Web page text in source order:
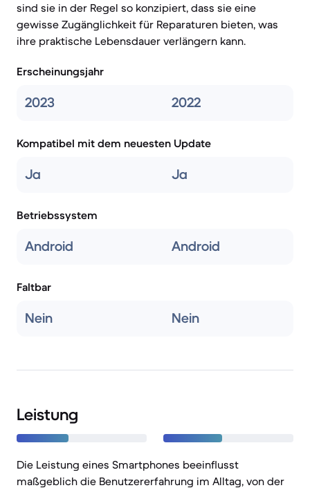
sind sie in der Regel so konzipiert, dass sie eine
gewisse Zugänglichkeit für Reparaturen bieten, was
ihre praktische Lebensdauer verlängern kann.
Erscheinungsjahr
2023 2022
Kompatibel mit dem neuesten Update
Ja Ja
Betriebssystem
Android Android
Faltbar
Nein Nein
Leistung
Die Leistung eines Smartphones beeinflusst
maßgeblich die Benutzererfahrung im Alltag, von der